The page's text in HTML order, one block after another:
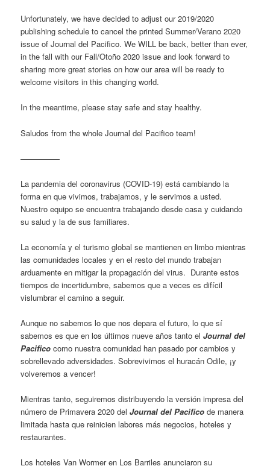
Unfortunately, we have decided to adjust our 2019/2020
publishing schedule to cancel the printed Summer/Verano 2020
issue of Journal del Pacifico. We WILL be back, better than ever,
in the fall with our Fall/Otoño 2020 issue and look forward to
sharing more great stories on how our area will be ready to
welcome visitors in this changing world.
In the meantime, please stay safe and stay healthy.
Saludos from the whole Journal del Pacifico team!
—————
La pandemia del coronavirus (COVID-19) está cambiando la
forma en que vivimos, trabajamos, y le servimos a usted.
Nuestro equipo se encuentra trabajando desde casa y cuidando
su salud y la de sus familiares.
La economía y el turismo global se mantienen en limbo mientras
las comunidades locales y en el resto del mundo trabajan
arduamente en mitigar la propagación del virus. Durante estos
tiempos de incertidumbre, sabemos que a veces es difícil
vislumbrar el camino a seguir.
Aunque no sabemos lo que nos depara el futuro, lo que sí
sabemos es que en los últimos nueve años tanto elJournal del
Pacifico como nuestra comunidad han pasado por cambios y
sobrellevado adversidades. Sobrevivimos el huracán Odile, ¡y
volveremos a vencer!
Mientras tanto, seguiremos distribuyendo la versión impresa del
número de Primavera 2020 delJournal del Pacifico de manera
limitada hasta que reinicien labores más negocios, hoteles y
restaurantes.
Los hoteles Van Wormer en Los Barriles anunciaron su